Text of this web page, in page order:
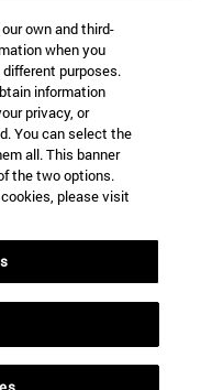
own and third-
when you
purposes.
information
privacy, or
You can select the
all. This banner
the two options.
please visit